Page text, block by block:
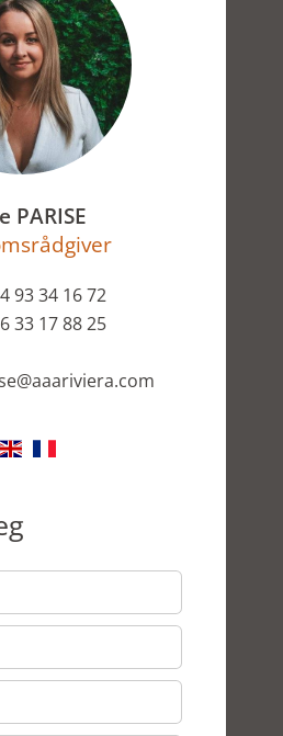
PARISE
93 34 16 72
33 17 88 25